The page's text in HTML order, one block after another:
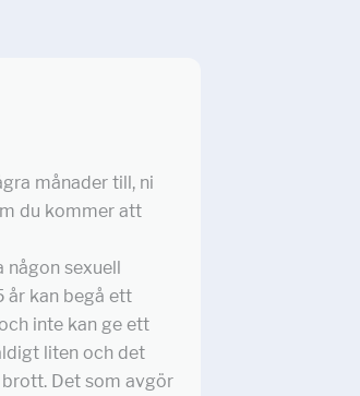
månader till, ni
du kommer att
någon sexuell
år kan begå ett
inte kan ge ett
liten och det
Det som avgör